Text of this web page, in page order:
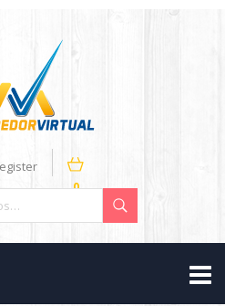
0